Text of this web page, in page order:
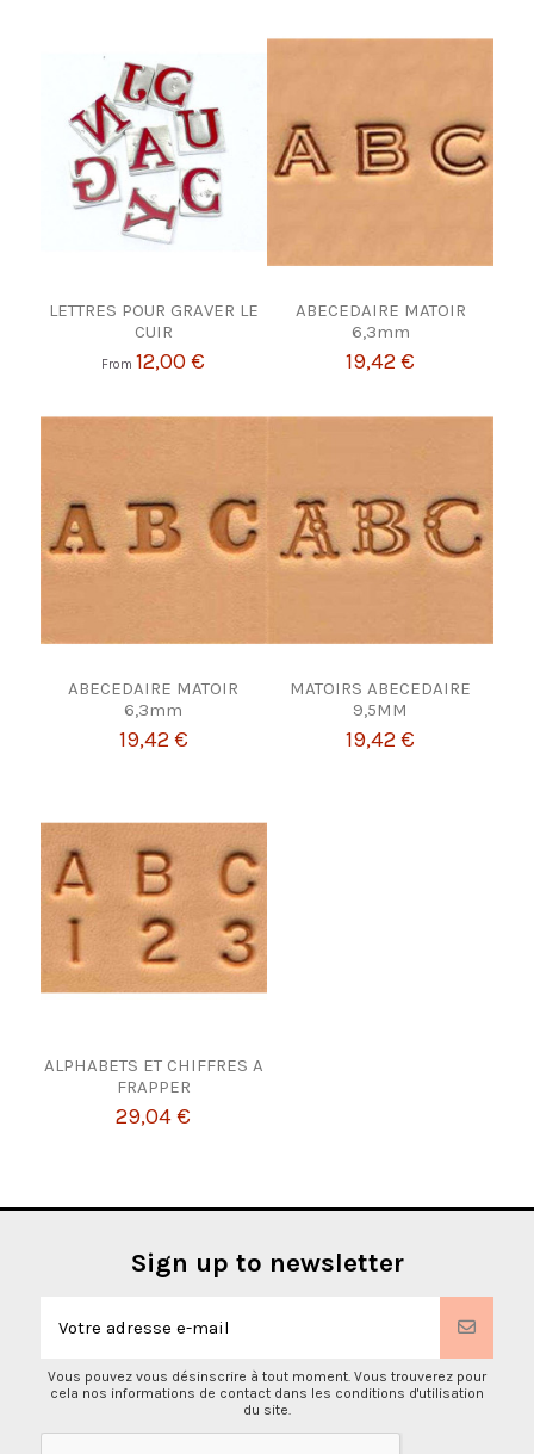
LETTRES POUR GRAVER LE
CUIR
From 12,00 €
ABECEDAIRE MATOIR
6,3mm
19,42 €
ABECEDAIRE MATOIR
6,3mm
19,42 €
MATOIRS ABECEDAIRE
9,5MM
19,42 €
ALPHABETS ET CHIFFRES A
FRAPPER
29,04 €
Sign up to newsletter
Vous pouvez vous désinscrire à tout moment. Vous trouverez pour
cela nos informations de contact dans les conditions d'utilisation
du site.